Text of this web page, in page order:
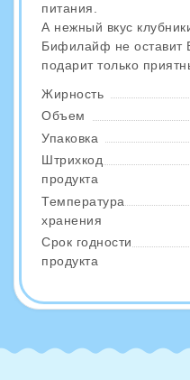
питания.
А нежный вкус
Бифилайф не оставит
подарит только
Жирность
Объем
Упаковка
Штрихкод
продукта
Температура
хранения
Срок годности
продукта